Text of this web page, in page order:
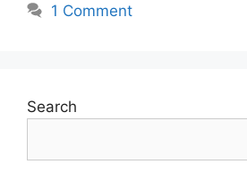
1 Comment
Search